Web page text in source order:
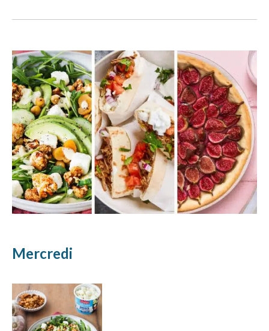
Mercredi